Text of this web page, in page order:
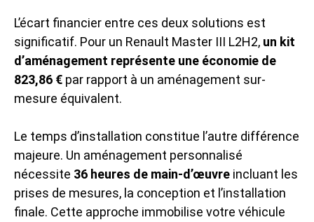
L’écart financier entre ces deux solutions est
significatif. Pour un Renault Master III L2H2, un kit
d’aménagement représente une économie de
823,86 € par rapport à un aménagement sur-
mesure équivalent.
Le temps d’installation constitue l’autre différence
majeure. Un aménagement personnalisé
nécessite 36 heures de main-d’œuvre incluant les
prises de mesures, la conception et l’installation
finale. Cette approche immobilise votre véhicule